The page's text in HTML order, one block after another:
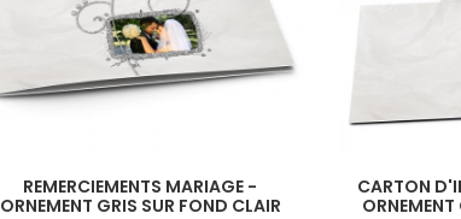
REMERCIEMENTS MARIAGE -
ORNEMENT GRIS SUR FOND CLAIR
CARTON